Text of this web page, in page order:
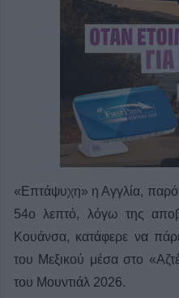
«Επτάψυχη» η Αγγλία,
54ο λεπτό, λόγω της
Κουάνσα, κατάφερε να
του Μεξικού μέσα στο
του Μουντιάλ 2026.